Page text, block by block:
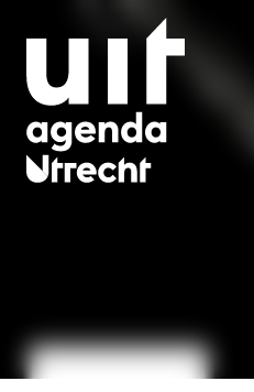
Skip to main content